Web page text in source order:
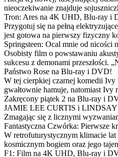
nieoczekiwanie znajduje
Tron: Ares na 4K UHD, Blu-ray i
Przygotuj się na pełną
jest gotowa na pierwszy fizyczny
Springsteen: Ocal mnie od
Osobisty film o powstawaniu
sukcesu z demonami przeszłości.
Państwo Rose na Blu-ray i DVD!
W tej cierpkiej czarnej komedii Ivy
gwałtownie hamuje, natomiast Ivy
Zakręcony piątek 2 na Blu-ray i
JAMIE LEE CURTIS i LINDSAY
Zmagając się z licznymi
Fantastyczna Czwórka:
W retrofuturystycznym klimacie
kosmicznym bogiem oraz jego
F1: Film na 4K UHD, Blu-ray i